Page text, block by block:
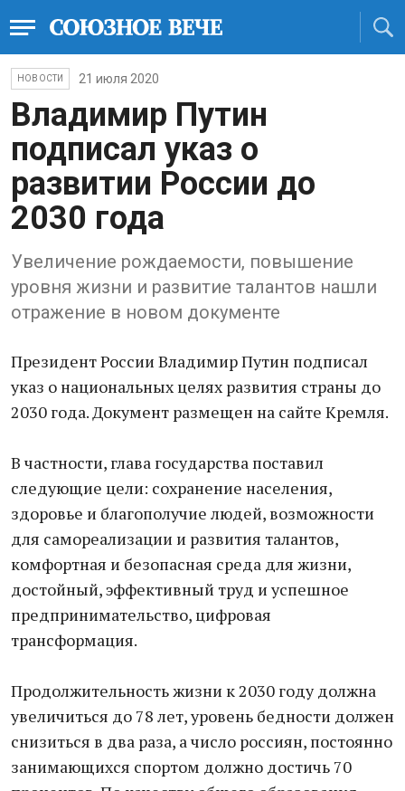
НОВОСТИ 21 июля 2020
Владимир Путин
подписал указ о
развитии России до
2030 года
Увеличение рождаемости, повышение
уровня жизни и развитие талантов нашли
отражение в новом документе
Президент России Владимир Путин подписал
указ о национальных целях развития страны до
2030 года. Документ размещен на сайте Кремля.
В частности, глава государства поставил
следующие цели: сохранение населения,
здоровье и благополучие людей, возможности
для самореализации и развития талантов,
комфортная и безопасная среда для жизни,
достойный, эффективный труд и успешное
предпринимательство, цифровая
трансформация.
Продолжительность жизни к 2030 году должна
увеличиться до 78 лет, уровень бедности должен
снизиться в два раза, а число россиян, постоянно
занимающихся спортом должно достичь 70